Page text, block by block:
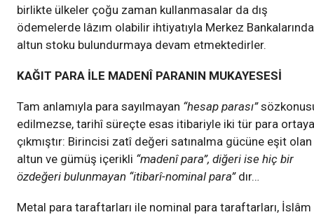
birlikte ülkeler çoğu zaman kullanmasalar da dış
ödemelerde lâzım olabilir ihtiyatıyla Merkez Bankalarında
altun stoku bulundurmaya devam etmektedirler.
KAĞIT PARA İLE MADENÎ PARANIN MUKAYESESİ
Tam anlamıyla para sayılmayan “hesap parası”
edilmezse, tarihî süreçte esas itibariyle iki tür para ortaya
çıkmıştır: Birincisi zatî değeri satınalma gücüne eşit olan
altun ve gümüş içerikli “madenî para”, diğeri ise hiç bir
özdeğeri bulunmayan “itibarî-nominal para” dır…
Metal para taraftarları ile nominal para taraftarları, İslâm